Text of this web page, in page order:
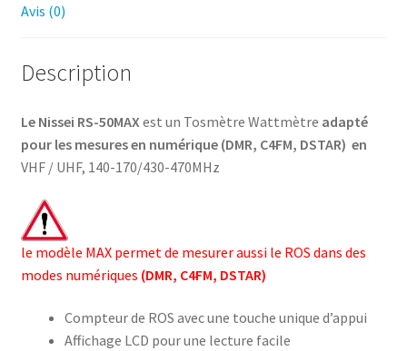
Avis (0)
Description
Le Nissei RS-50MAX est un Tosmètre Wattmètre adapté
pour les mesures en numérique (DMR, C4FM, DSTAR) en
VHF / UHF, 140-170/430-470MHz
le modèle MAX permet de mesurer aussi le ROS dans des
modes numériques (DMR, C4FM, DSTAR)
Compteur de ROS avec une touche unique d’appui
Affichage LCD pour une lecture facile